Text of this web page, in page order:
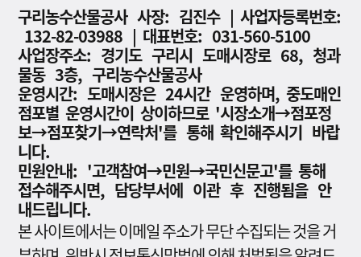
구리농수산물공사 사장: 김진수 | 사업자등록번호:
132-82-03988 | 대표번호: 031-560-5100
사업장주소: 경기도 구리시 도매시장로 68, 청과
물동 3층, 구리농수산물공사
운영시간: 도매시장은 24시간 운영하며, 중도매인
점포별 운영시간이 상이하므로 '시장소개→점포정
보→점포찾기→연락처'를 통해 확인해주시기 바랍
니다.
민원안내: '고객참여→민원→국민신문고'를 통해
접수해주시면, 담당부서에 이관 후 진행됨을 안
내드립니다.
본 사이트에서는 이메일 주소가 무단 수집되는 것을 거